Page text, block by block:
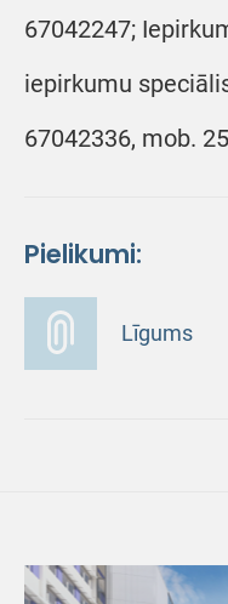
67042247;
iepirkumu
67042336, mob.
Pielikumi:
Līgums